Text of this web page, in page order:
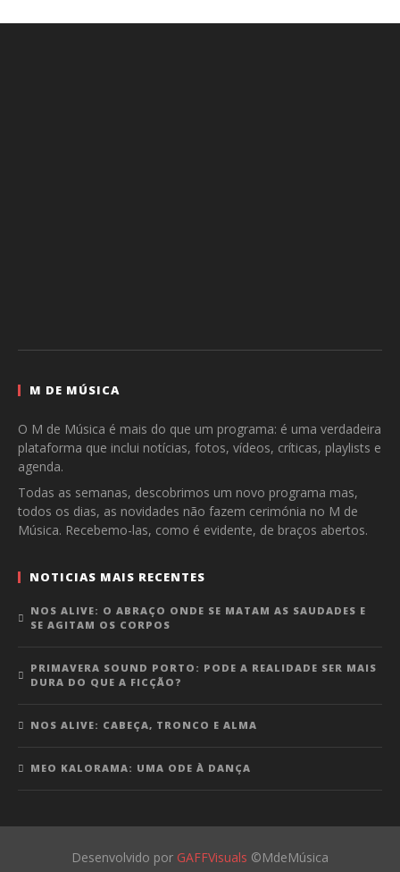
M DE MÚSICA
O M de Música é mais do que um programa: é uma verdadeira
plataforma que inclui notícias, fotos, vídeos, críticas, playlists e
agenda.
Todas as semanas, descobrimos um novo programa mas,
todos os dias, as novidades não fazem cerimónia no M de
Música. Recebemo-las, como é evidente, de braços abertos.
NOTICIAS MAIS RECENTES
NOS ALIVE: O ABRAÇO ONDE SE MATAM AS SAUDADES E
SE AGITAM OS CORPOS
PRIMAVERA SOUND PORTO: PODE A REALIDADE SER MAIS
DURA DO QUE A FICÇÃO?
NOS ALIVE: CABEÇA, TRONCO E ALMA
MEO KALORAMA: UMA ODE À DANÇA
Desenvolvido por GAFFVisuals ©MdeMúsica